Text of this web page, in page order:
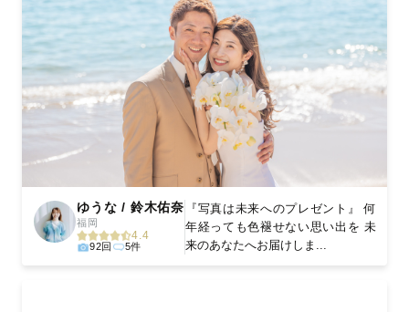
ゆうな / 鈴木佑奈
福岡
4.4
92回 5件
『写真は未来へのプレゼント』 何
年経っても色褪せない思い出を 未
来のあなたへお届けしま...